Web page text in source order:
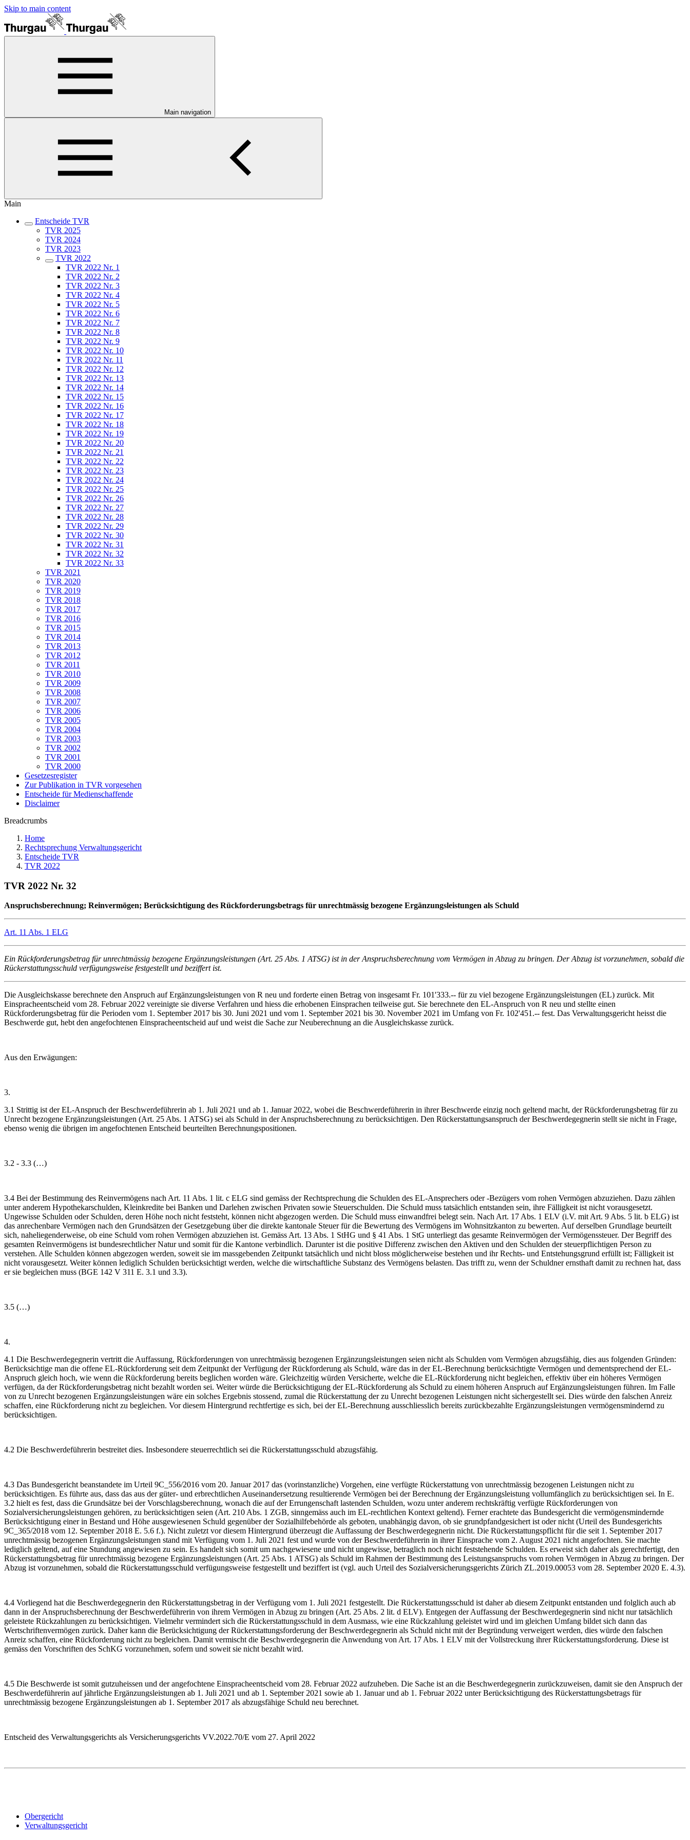
Skip to main content
Main navigation
Main
Entscheide TVR
TVR 2025
TVR 2024
TVR 2023
TVR 2022
TVR 2022 Nr. 1
TVR 2022 Nr. 2
TVR 2022 Nr. 3
TVR 2022 Nr. 4
TVR 2022 Nr. 5
TVR 2022 Nr. 6
TVR 2022 Nr. 7
TVR 2022 Nr. 8
TVR 2022 Nr. 9
TVR 2022 Nr. 10
TVR 2022 Nr. 11
TVR 2022 Nr. 12
TVR 2022 Nr. 13
TVR 2022 Nr. 14
TVR 2022 Nr. 15
TVR 2022 Nr. 16
TVR 2022 Nr. 17
TVR 2022 Nr. 18
TVR 2022 Nr. 19
TVR 2022 Nr. 20
TVR 2022 Nr. 21
TVR 2022 Nr. 22
TVR 2022 Nr. 23
TVR 2022 Nr. 24
TVR 2022 Nr. 25
TVR 2022 Nr. 26
TVR 2022 Nr. 27
TVR 2022 Nr. 28
TVR 2022 Nr. 29
TVR 2022 Nr. 30
TVR 2022 Nr. 31
TVR 2022 Nr. 32
TVR 2022 Nr. 33
TVR 2021
TVR 2020
TVR 2019
TVR 2018
TVR 2017
TVR 2016
TVR 2015
TVR 2014
TVR 2013
TVR 2012
TVR 2011
TVR 2010
TVR 2009
TVR 2008
TVR 2007
TVR 2006
TVR 2005
TVR 2004
TVR 2003
TVR 2002
TVR 2001
TVR 2000
Gesetzesregister
Zur Publikation in TVR vorgesehen
Entscheide für Medienschaffende
Disclaimer
Breadcrumbs
Home
Rechtsprechung Verwaltungsgericht
Entscheide TVR
TVR 2022
TVR 2022 Nr. 32
Anspruchsberechnung; Reinvermögen; Berücksichtigung des Rückforderungsbetrags für unrechtmässig bezogene Ergänzungsleistungen als Schuld
Art. 11 Abs. 1 ELG
Ein Rückforderungsbetrag für unrechtmässig bezogene Ergänzungsleistungen (Art. 25 Abs. 1 ATSG) ist in der Anspruchsberechnung vom Vermögen in Abzug zu bringen. Der Abzug ist vorzunehmen, sobald die
Rückerstattungsschuld verfügungsweise festgestellt und beziffert ist.
Die Ausgleichskasse berechnete den Anspruch auf Ergänzungsleistungen von R neu und forderte einen Betrag von insgesamt Fr. 101'333.-- für zu viel bezogene Ergänzungsleistungen (EL) zurück. Mit
Einspracheentscheid vom 28. Februar 2022 vereinigte sie diverse Verfahren und hiess die erhobenen Einsprachen teilweise gut. Sie berechnete den EL-Anspruch von R neu und stellte einen
Rückforderungsbetrag für die Perioden vom 1. September 2017 bis 30. Juni 2021 und vom 1. September 2021 bis 30. November 2021 im Umfang von Fr. 102'451.-- fest. Das Verwaltungsgericht heisst die
Beschwerde gut, hebt den angefochtenen Einspracheentscheid auf und weist die Sache zur Neuberechnung an die Ausgleichskasse zurück.
Aus den Erwägungen:
3.
3.1 Strittig ist der EL-Anspruch der Beschwerdeführerin ab 1. Juli 2021 und ab 1. Januar 2022, wobei die Beschwerdeführerin in ihrer Beschwerde einzig noch geltend macht, der Rückforderungsbetrag für zu
Unrecht bezogene Ergänzungsleistungen (Art. 25 Abs. 1 ATSG) sei als Schuld in der Anspruchsberechnung zu berücksichtigen. Den Rückerstattungsanspruch der Beschwerdegegnerin stellt sie nicht in Frage,
ebenso wenig die übrigen im angefochtenen Entscheid beurteilten Berechnungspositionen.
3.2 - 3.3 (…)
3.4 Bei der Bestimmung des Reinvermögens nach Art. 11 Abs. 1 lit. c ELG sind gemäss der Rechtsprechung die Schulden des EL-Ansprechers oder -Bezügers vom rohen Vermögen abzuziehen. Dazu zählen
unter anderem Hypothekarschulden, Kleinkredite bei Banken und Darlehen zwischen Privaten sowie Steuerschulden. Die Schuld muss tatsächlich entstanden sein, ihre Fälligkeit ist nicht vorausgesetzt.
Ungewisse Schulden oder Schulden, deren Höhe noch nicht feststeht, können nicht abgezogen werden. Die Schuld muss einwandfrei belegt sein. Nach Art. 17 Abs. 1 ELV (i.V. mit Art. 9 Abs. 5 lit. b ELG) ist
das anrechenbare Vermögen nach den Grundsätzen der Gesetzgebung über die direkte kantonale Steuer für die Bewertung des Vermögens im Wohnsitzkanton zu bewerten. Auf derselben Grundlage beurteilt
sich, naheliegenderweise, ob eine Schuld vom rohen Vermögen abzuziehen ist. Gemäss Art. 13 Abs. 1 StHG und § 41 Abs. 1 StG unterliegt das gesamte Reinvermögen der Vermögenssteuer. Der Begriff des
gesamten Reinvermögens ist bundesrechtlicher Natur und somit für die Kantone verbindlich. Darunter ist die positive Differenz zwischen den Aktiven und den Schulden der steuerpflichtigen Person zu
verstehen. Alle Schulden können abgezogen werden, soweit sie im massgebenden Zeitpunkt tatsächlich und nicht bloss möglicherweise bestehen und ihr Rechts- und Entstehungsgrund erfüllt ist; Fälligkeit ist
nicht vorausgesetzt. Weiter können lediglich Schulden berücksichtigt werden, welche die wirtschaftliche Substanz des Vermögens belasten. Das trifft zu, wenn der Schuldner ernsthaft damit zu rechnen hat, dass
er sie begleichen muss (BGE 142 V 311 E. 3.1 und 3.3).
3.5 (…)
4.
4.1 Die Beschwerdegegnerin vertritt die Auffassung, Rückforderungen von unrechtmässig bezogenen Ergänzungsleistungen seien nicht als Schulden vom Vermögen abzugsfähig, dies aus folgenden Gründen:
Berücksichtige man die offene EL-Rückforderung seit dem Zeitpunkt der Verfügung der Rückforderung als Schuld, wäre das in der EL-Berechnung berücksichtigte Vermögen und dementsprechend der EL-
Anspruch gleich hoch, wie wenn die Rückforderung bereits beglichen worden wäre. Gleichzeitig würden Versicherte, welche die EL-Rückforderung nicht begleichen, effektiv über ein höheres Vermögen
verfügen, da der Rückforderungsbetrag nicht bezahlt worden sei. Weiter würde die Berücksichtigung der EL-Rückforderung als Schuld zu einem höheren Anspruch auf Ergänzungsleistungen führen. Im Falle
von zu Unrecht bezogenen Ergänzungsleistungen wäre ein solches Ergebnis stossend, zumal die Rückerstattung der zu Unrecht bezogenen Leistungen nicht sichergestellt sei. Dies würde den falschen Anreiz
schaffen, eine Rückforderung nicht zu begleichen. Vor diesem Hintergrund rechtfertige es sich, bei der EL-Berechnung ausschliesslich bereits zurückbezahlte Ergänzungsleistungen vermögensmindernd zu
berücksichtigen.
4.2 Die Beschwerdeführerin bestreitet dies. Insbesondere steuerrechtlich sei die Rückerstattungsschuld abzugsfähig.
4.3 Das Bundesgericht beanstandete im Urteil 9C_556/2016 vom 20. Januar 2017 das (vorinstanzliche) Vorgehen, eine verfügte Rückerstattung von unrechtmässig bezogenen Leistungen nicht zu
berücksichtigen. Es führte aus, dass das aus der güter- und erbrechtlichen Auseinandersetzung resultierende Vermögen bei der Berechnung der Ergänzungsleistung vollumfänglich zu berücksichtigen sei. In E.
3.2 hielt es fest, dass die Grundsätze bei der Vorschlagsberechnung, wonach die auf der Errungenschaft lastenden Schulden, wozu unter anderem rechtskräftig verfügte Rückforderungen von
Sozialversicherungsleistungen gehören, zu berücksichtigen seien (Art. 210 Abs. 1 ZGB, sinngemäss auch im EL-rechtlichen Kontext geltend). Ferner erachtete das Bundesgericht die vermögensmindernde
Berücksichtigung einer in Bestand und Höhe ausgewiesenen Schuld gegenüber der Sozialhilfebehörde als geboten, unabhängig davon, ob sie grundpfandgesichert ist oder nicht (Urteil des Bundesgerichts
9C_365/2018 vom 12. September 2018 E. 5.6 f.). Nicht zuletzt vor diesem Hintergrund überzeugt die Auffassung der Beschwerdegegnerin nicht. Die Rückerstattungspflicht für die seit 1. September 2017
unrechtmässig bezogenen Ergänzungsleistungen stand mit Verfügung vom 1. Juli 2021 fest und wurde von der Beschwerdeführerin in ihrer Einsprache vom 2. August 2021 nicht angefochten. Sie machte
lediglich geltend, auf eine Stundung angewiesen zu sein. Es handelt sich somit um nachgewiesene und nicht ungewisse, betraglich noch nicht feststehende Schulden. Es erweist sich daher als gerechtfertigt, den
Rückerstattungsbetrag für unrechtmässig bezogene Ergänzungsleistungen (Art. 25 Abs. 1 ATSG) als Schuld im Rahmen der Bestimmung des Leistungsanspruchs vom rohen Vermögen in Abzug zu bringen. Der
Abzug ist vorzunehmen, sobald die Rückerstattungsschuld verfügungsweise festgestellt und beziffert ist (vgl. auch Urteil des Sozialversicherungsgerichts Zürich ZL.2019.00053 vom 28. September 2020 E. 4.3).
4.4 Vorliegend hat die Beschwerdegegnerin den Rückerstattungsbetrag in der Verfügung vom 1. Juli 2021 festgestellt. Die Rückerstattungsschuld ist daher ab diesem Zeitpunkt entstanden und folglich auch ab
dann in der Anspruchsberechnung der Beschwerdeführerin von ihrem Vermögen in Abzug zu bringen (Art. 25 Abs. 2 lit. d ELV). Entgegen der Auffassung der Beschwerdegegnerin sind nicht nur tatsächlich
geleistete Rückzahlungen zu berücksichtigen. Vielmehr vermindert sich die Rückerstattungsschuld in dem Ausmass, wie eine Rückzahlung geleistet wird und im gleichen Umfang bildet sich dann das
Wertschriftenvermögen zurück. Daher kann die Berücksichtigung der Rückerstattungsforderung der Beschwerdegegnerin als Schuld nicht mit der Begründung verweigert werden, dies würde den falschen
Anreiz schaffen, eine Rückforderung nicht zu begleichen. Damit vermischt die Beschwerdegegnerin die Anwendung von Art. 17 Abs. 1 ELV mit der Vollstreckung ihrer Rückerstattungsforderung. Diese ist
gemäss den Vorschriften des SchKG vorzunehmen, sofern und soweit sie nicht bezahlt wird.
4.5 Die Beschwerde ist somit gutzuheissen und der angefochtene Einspracheentscheid vom 28. Februar 2022 aufzuheben. Die Sache ist an die Beschwerdegegnerin zurückzuweisen, damit sie den Anspruch der
Beschwerdeführerin auf jährliche Ergänzungsleistungen ab 1. Juli 2021 und ab 1. September 2021 sowie ab 1. Januar und ab 1. Februar 2022 unter Berücksichtigung des Rückerstattungsbetrags für
unrechtmässig bezogene Ergänzungsleistungen ab 1. September 2017 als abzugsfähige Schuld neu berechnet.
Entscheid des Verwaltungsgerichts als Versicherungsgerichts VV.2022.70/E vom 27. April 2022
Obergericht
Verwaltungsgericht